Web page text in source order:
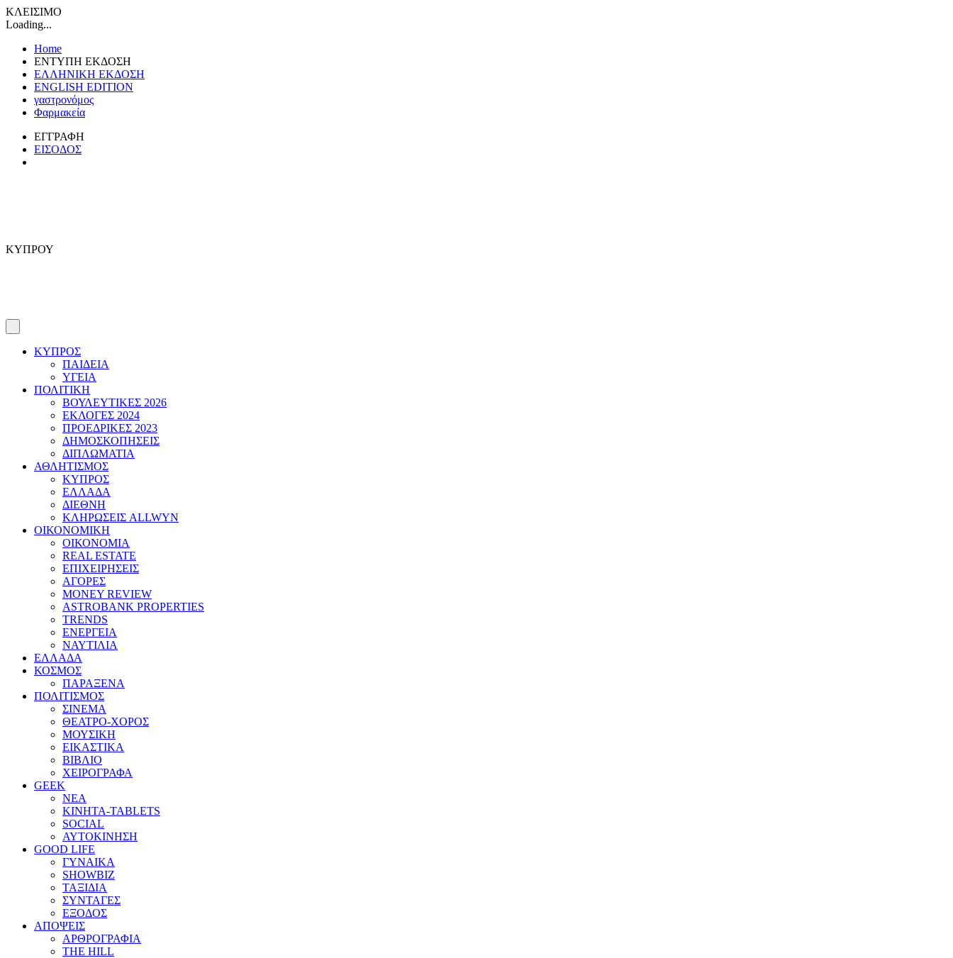
ΚΛΕΙΣΙΜΟ
Loading...
Home
ΕΝΤΥΠΗ ΕΚΔΟΣΗ
ΕΛΛΗΝΙΚΗ ΕΚΔΟΣΗ
ENGLISH EDITION
γαστρονόμος
Φαρμακεία
ΕΓΓΡΑΦΗ
ΕΙΣΟΔΟΣ
ΚΥΠΡΟΥ
ΚΥΠΡΟΣ
ΠΑΙΔΕΙΑ
ΥΓΕΙΑ
ΠΟΛΙΤΙΚΗ
ΒΟΥΛΕΥΤΙΚΕΣ 2026
ΕΚΛΟΓΕΣ 2024
ΠΡΟΕΔΡΙΚΕΣ 2023
ΔΗΜΟΣΚΟΠΗΣΕΙΣ
ΔΙΠΛΩΜΑΤΙΑ
ΑΘΛΗΤΙΣΜΟΣ
ΚΥΠΡΟΣ
ΕΛΛΑΔΑ
ΔΙΕΘΝΗ
ΚΛΗΡΩΣΕΙΣ ALLWYN
ΟΙΚΟΝΟΜΙΚΗ
ΟΙΚΟΝΟΜΙΑ
REAL ESTATE
ΕΠΙΧΕΙΡΗΣΕΙΣ
ΑΓΟΡΕΣ
MONEY REVIEW
ASTROBANK PROPERTIES
TRENDS
ΕΝΕΡΓΕΙΑ
ΝΑΥΤΙΛΙΑ
ΕΛΛΑΔΑ
ΚΟΣΜΟΣ
ΠΑΡΑΞΕΝΑ
ΠΟΛΙΤΙΣΜΟΣ
ΣΙΝΕΜΑ
ΘΕΑΤΡΟ-ΧΟΡΟΣ
ΜΟΥΣΙΚΗ
ΕΙΚΑΣΤΙΚΑ
ΒΙΒΛΙΟ
ΧΕΙΡΟΓΡΑΦΑ
GEEK
ΝΕΑ
ΚΙΝΗΤΑ-TABLETS
SOCIAL
ΑΥΤΟΚΙΝΗΣΗ
GOOD LIFE
ΓΥΝΑΙΚΑ
SHOWBIZ
ΤΑΞΙΔΙΑ
ΣΥΝΤΑΓΕΣ
ΕΞΟΔΟΣ
ΑΠΟΨΕΙΣ
ΑΡΘΡΟΓΡΑΦΙΑ
THE HILL